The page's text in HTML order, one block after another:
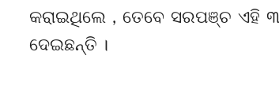
କରାଇଥିଲେ , ତେବେ ସରପଞ୍ଚ ଏହି
ଦେଇଛନ୍ତି ।